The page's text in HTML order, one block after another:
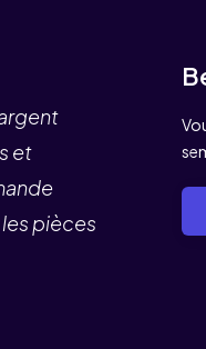
et
pièces